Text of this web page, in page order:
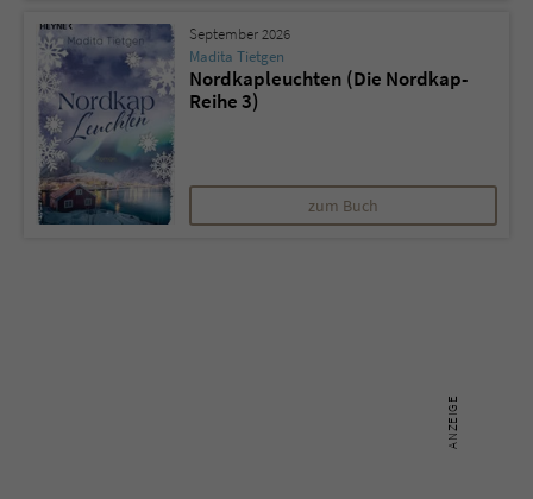
September 2026
Madita Tietgen
Nordkapleuchten (Die Nordkap-
Reihe 3)
zum Buch
Name tx_pwcomments_ahash
Anbieter Literatur-Couch Medien GmbH & Co. KG
Laufzeit 1 Jahr
Zweck Cookie für Kommentare einzelner Buchtitel